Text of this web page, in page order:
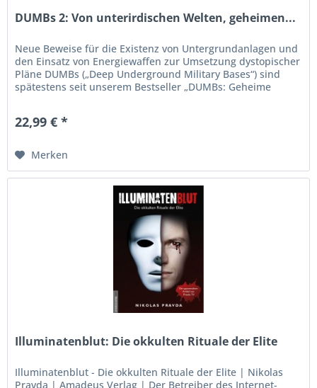
DUMBs 2: Von unterirdischen Welten, geheimen...
Neue Beweise für die Existenz von Untergrundanlagen und
den Einsatz von Energiewaffen zur Umsetzung dystopischer
Pläne DUMBs („Deep Underground Military Bases“) sind
spätestens seit unserem Bestseller „DUMBs: Geheime
22,99 € *
Merken
Illuminatenblut: Die okkulten Rituale der Elite
Illuminatenblut - Die okkulten Rituale der Elite | Nikolas
Pravda | Amadeus Verlag | Der Betreiber des Internet-